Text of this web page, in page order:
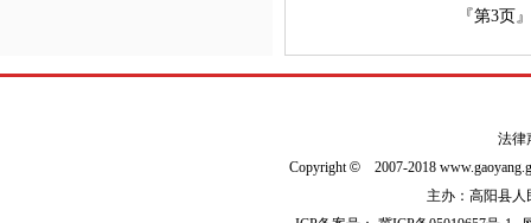
『第3页』
法律
Copyright© 2007-2018
主办：高阳县人